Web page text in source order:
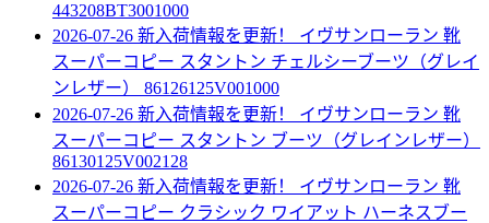
443208BT3001000
2026-07-26 新入荷情報を更新！ イヴサンローラン 靴
スーパーコピー スタントン チェルシーブーツ（グレイ
ンレザー） 86126125V001000
2026-07-26 新入荷情報を更新！ イヴサンローラン 靴
スーパーコピー スタントン ブーツ（グレインレザー）
86130125V002128
2026-07-26 新入荷情報を更新！ イヴサンローラン 靴
スーパーコピー クラシック ワイアット ハーネスブー